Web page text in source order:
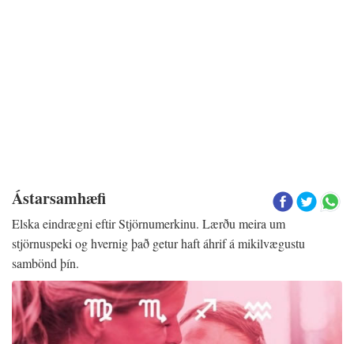
Ástarsamhæfi
Elska eindrægni eftir Stjörnumerkinu. Lærðu meira um
stjörnuspeki og hvernig það getur haft áhrif á mikilvægustu
sambönd þín.